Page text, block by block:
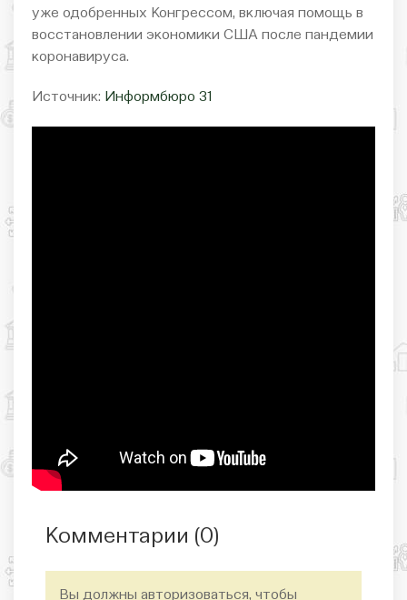
уже одобренных Конгрессом, включая помощь в
восстановлении экономики США после пандемии
коронавируса.
Источник: Информбюро 31
Комментарии (0)
Вы должны авторизоваться, чтобы